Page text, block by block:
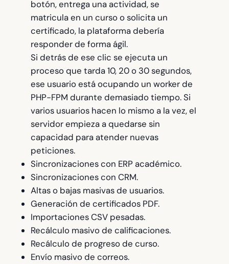
botón, entrega una actividad, se
matricula en un curso o solicita un
certificado, la plataforma debería
responder de forma ágil.
Si detrás de ese clic se ejecuta un
proceso que tarda 10, 20 o 30 segundos,
ese usuario está ocupando un worker de
PHP-FPM durante demasiado tiempo. Si
varios usuarios hacen lo mismo a la vez, el
servidor empieza a quedarse sin
capacidad para atender nuevas
peticiones.
Sincronizaciones con ERP académico.
Sincronizaciones con CRM.
Altas o bajas masivas de usuarios.
Generación de certificados PDF.
Importaciones CSV pesadas.
Recálculo masivo de calificaciones.
Recálculo de progreso de curso.
Envío masivo de correos.